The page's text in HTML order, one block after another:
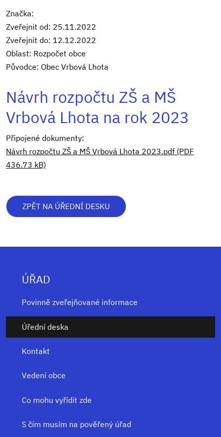
Značka:
Zveřejnit od: 25.11.2022
Zveřejnit do: 12.12.2022
Oblast: Rozpočet obce
Původce: Obec Vrbová Lhota
Návrh rozpočtu ZŠ a MŠ
Vrbová Lhota na rok 2023
Připojené dokumenty:
Návrh rozpočtu ZŠ a MŠ Vrbová Lhota 2023.pdf (PDF
436.73 kB)
ZPĚT NA ÚŘEDNÍ DESKU
ÚŘAD
Povinně zveřejňované informace
Úřední deska
Kontakt
Vedení obce
Co mohu vyřídit zde
S čím musím na pověřený úřad